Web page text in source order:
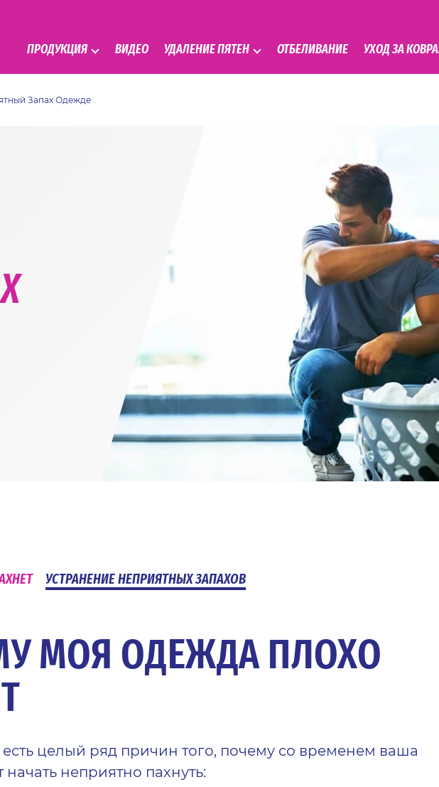
ПРОДУКЦИЯ ВИДЕО УДАЛЕНИЕ ПЯТЕН ОТБЕЛИВАНИЕ УХОД ЗА
Запах Одежде
УСТРАНЕНИЕ НЕПРИЯТНЫХ ЗАПАХОВ
МОЯ ОДЕЖДА ПЛОХО
целый ряд причин того, почему со временем ваша
неприятно пахнуть: